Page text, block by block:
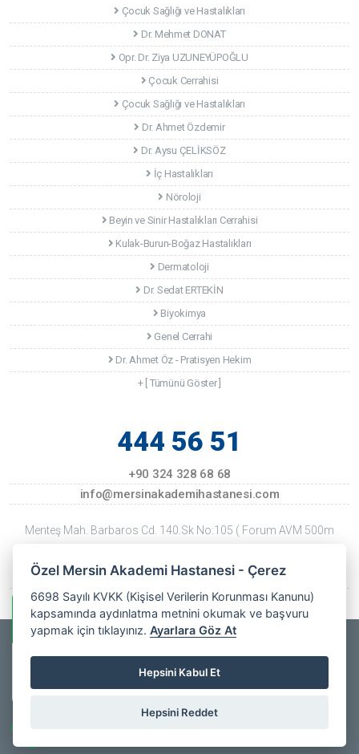
Whatsapp Bilgi Hattı
Online
Çocuk Sağlığı ve Hastalıkları
Dr. Mehmet DONAT
Opr. Dr. Ziya UZUNEYÜPOĞLU
Çocuk Cerrahisi
Çocuk Sağlığı ve Hastalıkları
Dr. Ahmet Özdemir
Dr. Aysu ÇELİKSÖZ
İç Hastalıkları
Nöroloji
Beyin ve Sinir Hastalıkları Cerrahisi
Kulak-Burun-Boğaz Hastalıkları
Dermatoloji
Dr. Sedat ERTEKİN
Biyokimya
Genel Cerrahi
Dr. Ahmet Öz - Pratisyen Hekim
+ [ Tümünü Göster ]
444 56 51
+90 324 328 68 68
info@mersinakademihastanesi.com
Menteş Mah. Barbaros Cd. 140.Sk No:105 ( Forum AVM 500m
Son Güncellenme Tarihi: 22 Temmuz 2026 Çarşamba
Copyrights © 2025Özel Mersin Akademi Hastanesi- All Rights
Reserved. |Web Tasarım
Özel Mersin Akademi Hastanesi - Çerez
6698 Sayılı KVKK (Kişisel Verilerin Korunması Kanunu)
kapsamında aydınlatma metnini okumak ve başvuru
yapmak için tıklayınız.Ayarlara Göz At
Hepsini Kabul Et
Hepsini Reddet